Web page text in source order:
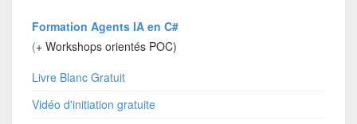
Formation Agents IA en C#
(+ Workshops orientés POC)
Livre Blanc Gratuit
Vidéo d'initiation gratuite